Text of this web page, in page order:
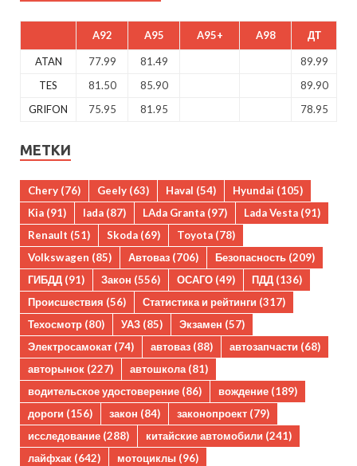
A92 A95 A95+ A98 ДТ
ATAN 77.99 81.49
89.99
TES
81.50 85.90
89.90
GRIFON
75.95 81.95 78.95
МЕТКИ
Chery (76) Geely (63) Haval (54) Hyundai (105)
Kia (91) lada (87) LAda Granta (97) Lada Vesta (91)
Renault (51) Skoda (69) Toyota (78)
Volkswagen (85) Автоваз (706) Безопасность (209)
ГИБДД (91) Закон (556) ОСАГО (49) ПДД (136)
Происшествия (56) Статистика и рейтинги (317)
Техосмотр (80) УАЗ (85) Экзамен (57)
Электросамокат (74) автоваз (88) автозапчасти (68)
авторынок (227) автошкола(81)
водительское удостоверение (86) вождение (189)
дороги (156) закон (84) законопроект (79)
исследование (288) китайские автомобили (241)
лайфхак (642) мотоциклы (96)